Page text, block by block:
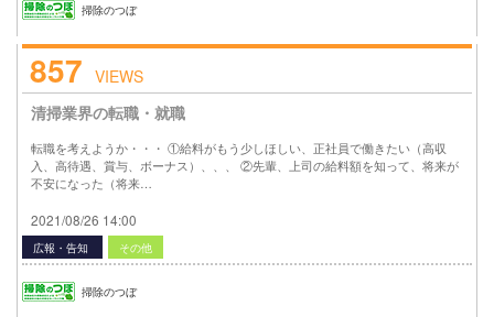
掃除のつぼ
857 VIEWS
清掃業界の転職・就職
転職を考えようか・・・ ①給料がもう少しほしい、正社員で働きたい（高収
入、高待遇、賞与、ボーナス）、、、 ②先輩、上司の給料額を知って、将来が
不安になった（将来…
2021/08/26 14:00
広報・告知 その他
掃除のつぼ